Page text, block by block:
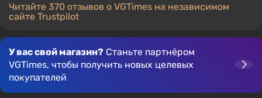
Читайте 370 отзывов о VGTimes на независимом
сайте Trustpilot
У вас свой магазин? Станьте партнёром
VGTimes, чтобы получить новых целевых
покупателей